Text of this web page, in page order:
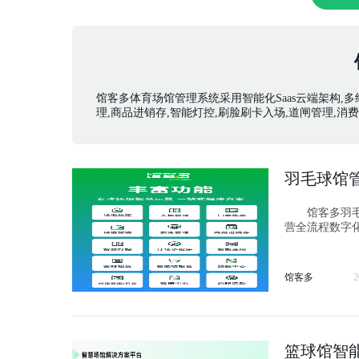
馆客多体育场馆管理系统采用智能化Saas云端架构,
理,商品进销存,智能灯控,刷脸刷卡入场,道闸管理,消
羽毛球馆
馆客多羽毛
营全流程数字
馆客多
篮球馆智